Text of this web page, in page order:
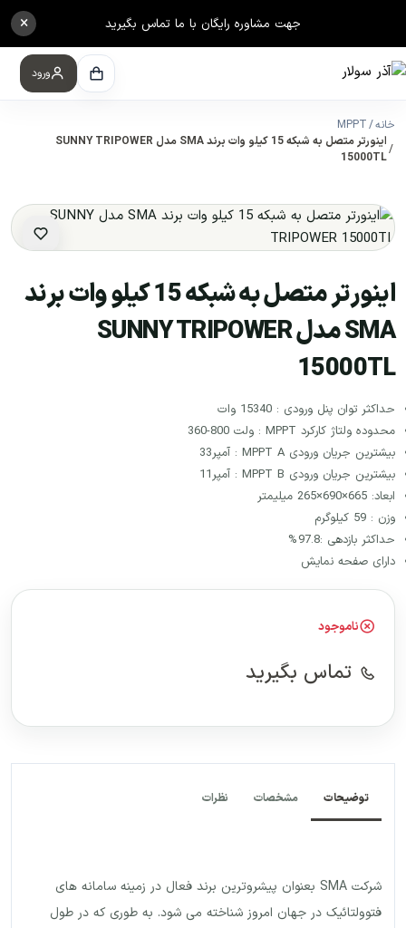
جهت مشاوره رایگان با ما تماس بگیرید ×
ورود
خانه MPPT
اینورتر متصل به شبکه 15 کیلو وات برند SMA مدل SUNNY TRIPOWER
15000TL
اینورتر متصل به شبکه 15 کیلو وات برند
SMA مدل SUNNY TRIPOWER
15000TL
حداکثر توان پنل ورودی : 15340 وات
محدوده ولتاژ کارکرد MPPT : ولت 800-360
بیشترین جریان ورودی MPPT A : آمپر33
بیشترین جریان ورودی MPPT B : آمپر11
ابعاد: 665×690×265 میلیمتر
وزن : 59 کیلوگرم
حداکثر بازدهی :97.8 %
دارای صفحه نمایش
ناموجود
تماس بگیرید
توضیحات مشخصات نظرات
شرکت SMA بعنوان پیشروترین برند فعال در زمینه سامانه های
فتوولتائیک در جهان امروز شناخته می شود. به طوری که در طول